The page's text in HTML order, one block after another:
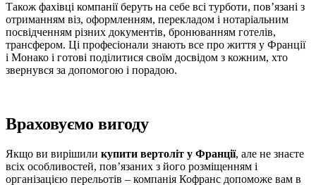
Також фахівці компанії беруть на себе всі турботи, пов’язані з
отриманням віз, оформленням, перекладом і нотаріальним
посвідченням різних документів, бронюванням готелів,
трансфером. Ці професіонали знають все про життя у Франції
і Монако і готові поділитися своїм досвідом з кожним, хто
звернувся за допомогою і порадою.
Враховуємо вигоду
Якщо ви вирішили купити вертоліт у Франції, але не знаєте
всіх особливостей, пов’язаних з його розміщенням і
організацією перельотів – компанія Кофранс допоможе вам в